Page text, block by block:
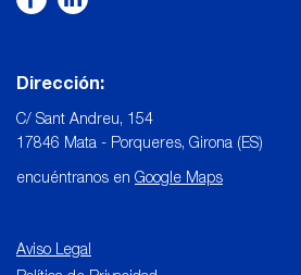
Dirección:
C/ Sant Andreu, 154
17846 Mata - Porqueres, Girona (ES)
encuéntranos en Google Maps
Aviso Legal